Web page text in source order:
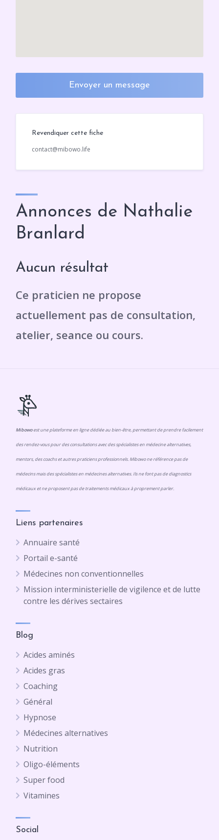
Envoyer un message
Revendiquer cette fiche
contact@mibowo.life
Annonces de Nathalie
Branlard
Aucun résultat
Mibowoest une plateforme en ligne dédiée au bien-être, permettant de prendre facilement
des rendez-vous pour des consultations avec des spécialistes en médecine alternatives,
mentors, des coachs et autres praticiens professionnels. Mibowo ne référence pas de
médecins mais des spécialistes en médecines alternatives. Ils ne font pas de diagnostics
médicaux et ne proposent pas de traitements médicaux à proprement parler.
Liens partenaires
Annuaire santé
Portail e-santé
Médecines non conventionnelles
Mission interministerielle de vigilence et de lutte
contre les dérives sectaires
Blog
Acides aminés
Acides gras
Coaching
Général
Hypnose
Médecines alternatives
Nutrition
Oligo-éléments
Super food
Vitamines
Social